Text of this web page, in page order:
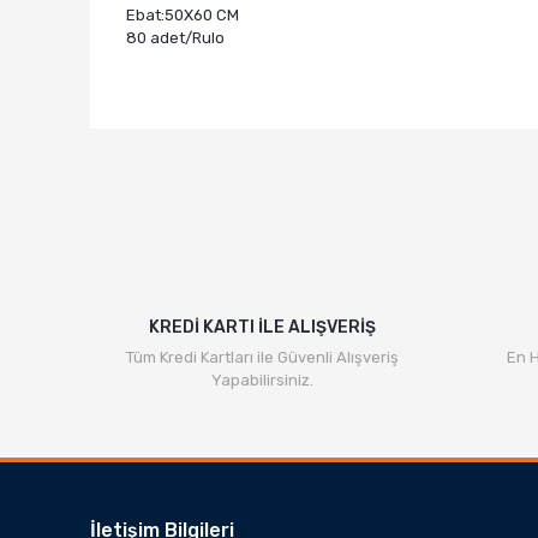
Ebat:50X60 CM
80 adet/Rulo
KREDİ KARTI İLE ALIŞVERİŞ
Tüm Kredi Kartları ile Güvenli Alışveriş
Yapabilirsiniz.
En
İletişim Bilgileri